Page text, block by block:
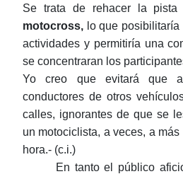
Se trata de rehacer la
motocross, lo que
actividades y permitiría una
se concentraran los
Yo creo que evitará que
conductores de otros
calles, ignorantes de que se
un motociclista, a veces, a
hora.- (c.i.)
En tanto el público